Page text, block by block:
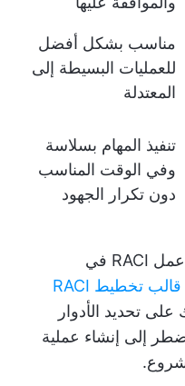
مناسب بشكل أفضل
للعمليات البسيطة إلى
المعتدلة
تنفيذ المهام بسلاسة
وفي الوقت المناسب
دون تكرار الجهود
إذا كنت تخطط لاستخدام إطار عمل RACI في
تحديد الأدوار
إلى إنشاء عملية